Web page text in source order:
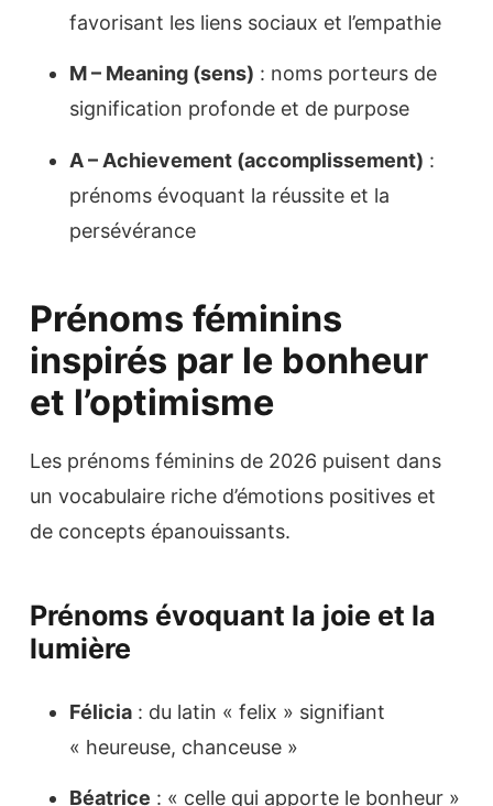
favorisant les liens sociaux et l’empathie
M – Meaning (sens) : noms porteurs de
signification profonde et de purpose
A – Achievement (accomplissement) :
prénoms évoquant la réussite et la
persévérance
Prénoms féminins
inspirés par le bonheur
et l’optimisme
Les prénoms féminins de 2026 puisent dans
un vocabulaire riche d’émotions positives et
de concepts épanouissants.
Prénoms évoquant la joie et la
lumière
Félicia : du latin « felix » signifiant
« heureuse, chanceuse »
Béatrice : « celle qui apporte le bonheur »